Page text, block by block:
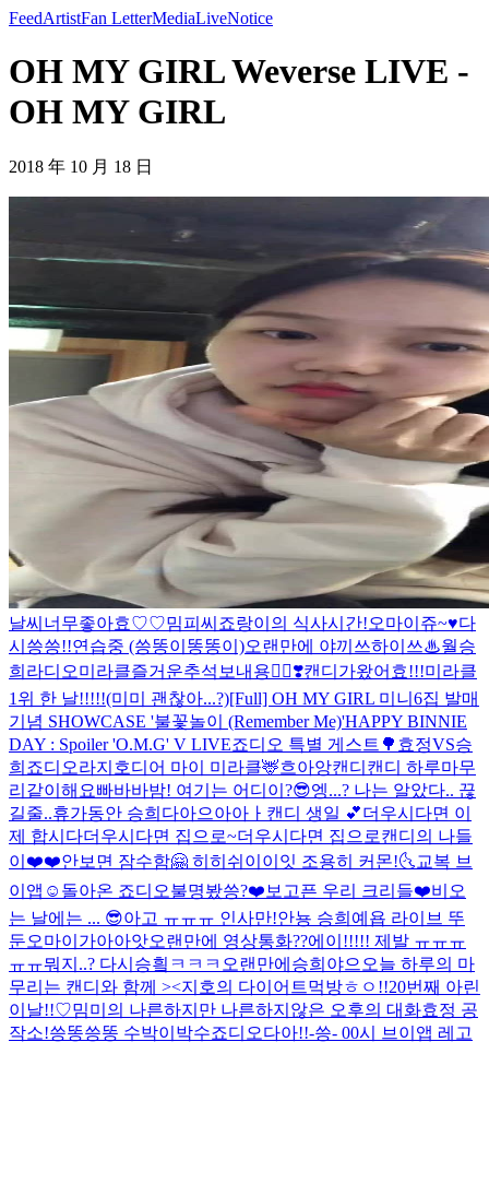
FeedArtistFan LetterMediaLiveNotice
OH MY GIRL Weverse LIVE -
OH MY GIRL
2018 年 10 月 18 日
날씨너무좋아효♡♡밈피씨 죠랑이의 식사시간!오마이쥬~♥다
시씅씅!!연습중 (씅똥이똥똥이)오랜만에 야끼쓰하이쓰♨월승
희라디오미라클즐거운추석보내용🙇‍♀️❣️캔디가왔어효!!!미라클
1위 한 날!!!!!(미미 괜찮아...?)[Full] OH MY GIRL 미니6집 발매
기념 SHOWCASE '불꽃놀이 (Remember Me)'HAPPY BINNIE
DAY : Spoiler 'O.M.G' V LIVE죠디오 특별 게스트🌳 효정VS승
희 죠디오라지호디어 마이 미라클🦌흐아앙캔디캔디 하루마무
리같이해요빠바바밤! 여기는 어디이?😎엥...? 나는 알았다.. 끊
길줄..휴가동안 승희다아으아아ㅏ 캔디 생일 💕더우시다면 이
제 합시다더우시다면 집으로~더우시다면 집으로캔디의 나들
이❤️❤️안보면 잠수함🤗 히히 쉬이이잇 조용히 커몬!🌜교복 브
이앱☺️ 돌아온 죠디오불명봤씅?❤️보고픈 우리 크리들❤️비오
는 날에는 ... 😎아고 ㅠㅠㅠ 인사만!안뇽 승희예욥 라이브 뚜
둔오마이가아아앗오랜만에 영상통화??에이!!!!! 제발 ㅠㅠㅠ
ㅠㅠ뭐지..? 다시승힄ㅋㅋㅋ 오랜만에승희야으 오늘 하루의 마
무리는 캔디와 함께 ><지호의 다이어트먹방ㅎㅇ!!20번째 아린
이날!!♡밈미의 나른하지만 나른하지않은 오후의 대화효정 공
작소!씅똥씅똥 수박이박수죠디오다아!!-씅- 00시 브이앱 레고